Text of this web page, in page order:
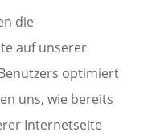
die
auf unserer
optimiert
uns, wie bereits
Internetseite